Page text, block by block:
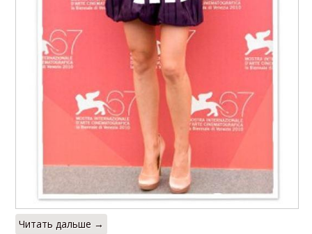
Читать дальше →